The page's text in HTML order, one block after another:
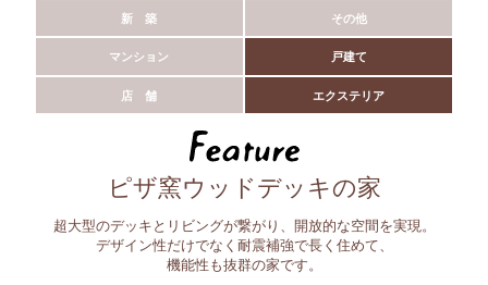
新 築 その他
マンション 戸建て
店 舗 エクステリア
ピザ窯ウッドデッキの家
超大型のデッキとリビングが繋がり、開放的な空間を実現。
デザイン性だけでなく耐震補強で長く住めて、
機能性も抜群の家です。